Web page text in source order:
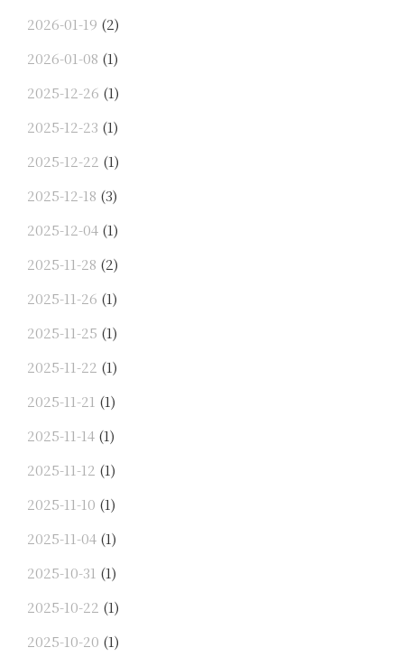
2026-01-19 (2)
2026-01-08 (1)
2025-12-26 (1)
2025-12-23 (1)
2025-12-22 (1)
2025-12-18 (3)
2025-12-04 (1)
2025-11-28 (2)
2025-11-26 (1)
2025-11-25 (1)
2025-11-22 (1)
2025-11-21 (1)
2025-11-14 (1)
2025-11-12 (1)
2025-11-10 (1)
2025-11-04 (1)
2025-10-31 (1)
2025-10-22 (1)
2025-10-20 (1)